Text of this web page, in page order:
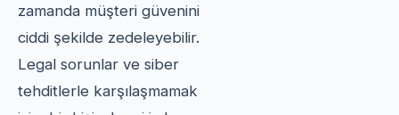
zamanda müşteri güvenini
ciddi şekilde zedeleyebilir.
Legal sorunlar ve siber
tehditlerle karşılaşmamak